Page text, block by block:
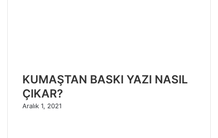
KUMAŞTAN BASKI YAZI NASIL
ÇIKAR?
Aralık 1, 2021